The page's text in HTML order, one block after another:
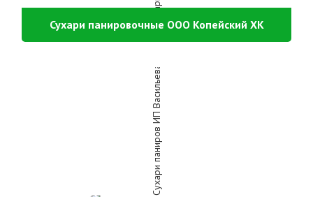
Сухари панировочные ООО Копейский ХК